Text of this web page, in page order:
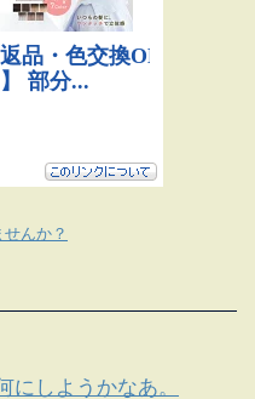
んか？
にしようかなあ。